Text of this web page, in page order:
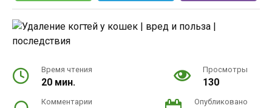
Время чтения
20 мин.
Просмотры
130
Комментарии Опубликовано